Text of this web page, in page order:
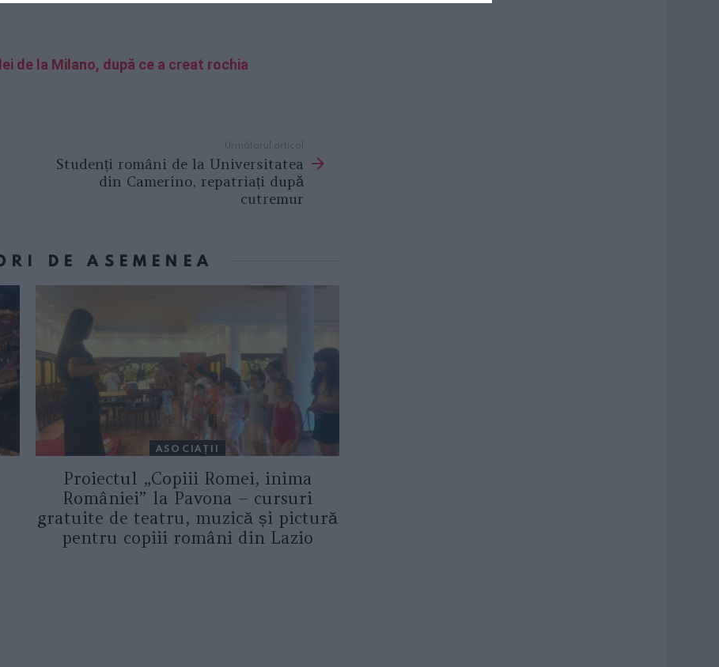
de la Milano, după ce a creat rochia
Următorul articol
Studenți români de la Universitatea
din Camerino, repatriați după
cutremur
DE ASEMENEA
ASOCIAŢII
Proiectul „Copiii Romei, inima
României” la Pavona – cursuri
gratuite de teatru, muzică și pictură
pentru copiii români din Lazio